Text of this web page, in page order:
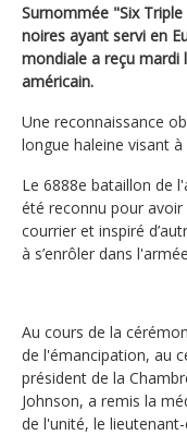
Surnommée "Six
noires ayant servi en
mondiale a reçu mardi
américain.
Une reconnaissance
longue haleine visant
Le 6888e bataillon de
été reconnu pour
courrier et inspiré
à s’enrôler dans
Au cours de la
de l'émancipation, au
président de la
Johnson, a remis la
de l'unité, le